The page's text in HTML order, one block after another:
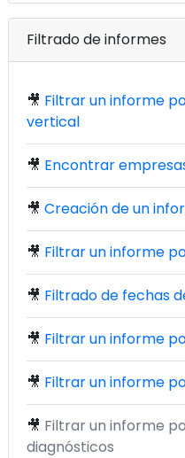
Filtrado de informes
🎥 Filtrar un informe
vertical
🎥 Encontrar
🎥 Creación de un
🎥 Filtrar un informe
🎥 Filtrado de fechas
🎥 Filtrar un informe
🎥 Filtrar un informe
🎥 Filtrar un informe
diagnósticos